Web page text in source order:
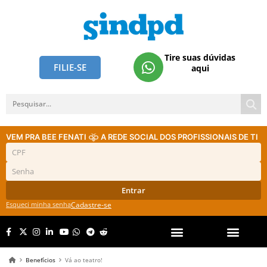
FILIE-SE
Tire suas dúvidas
aqui
VEM PRA BEE FENATI A REDE SOCIAL DOS PROFISSIONAIS DE TI
Entrar
Esqueci minha senhaCadastre-se
Benefícios Vá ao teatro!